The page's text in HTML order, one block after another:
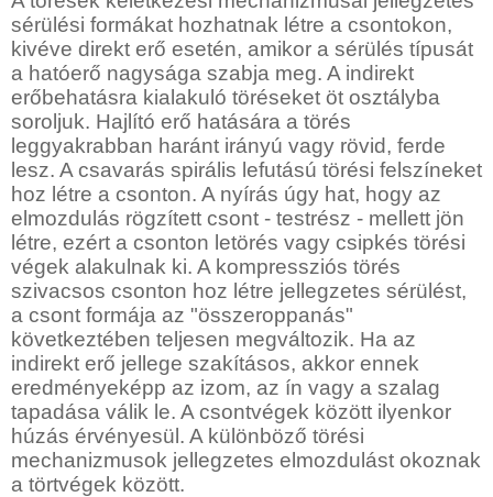
sérülési formákat hozhatnak létre a csontokon,
kivéve direkt erő esetén, amikor a sérülés típusát
a hatóerő nagysága szabja meg. A indirekt
erőbehatásra kialakuló töréseket öt osztályba
soroljuk. Hajlító erő hatására a törés
leggyakrabban haránt irányú vagy rövid, ferde
lesz. A csavarás spirális lefutású törési felszíneket
hoz létre a csonton. A nyírás úgy hat, hogy az
elmozdulás rögzített csont - testrész - mellett jön
létre, ezért a csonton letörés vagy csipkés törési
végek alakulnak ki. A kompressziós törés
szivacsos csonton hoz létre jellegzetes sérülést,
a csont formája az "összeroppanás"
következtében teljesen megváltozik. Ha az
indirekt erő jellege szakításos, akkor ennek
eredményeképp az izom, az ín vagy a szalag
tapadása válik le. A csontvégek között ilyenkor
húzás érvényesül. A különböző törési
mechanizmusok jellegzetes elmozdulást okoznak
a törtvégek között.